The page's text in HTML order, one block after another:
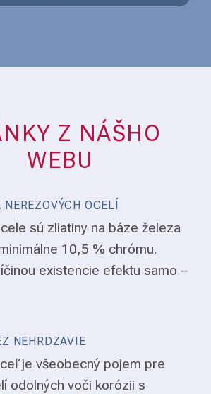
Z NÁŠHO
WEBU
OCELÍ
sú zliatiny na báze železa
10,5 % chrómu.
existencie efektu samo –
NEHRDZAVIE
je všeobecný pojem pre
odolných voči korózii s